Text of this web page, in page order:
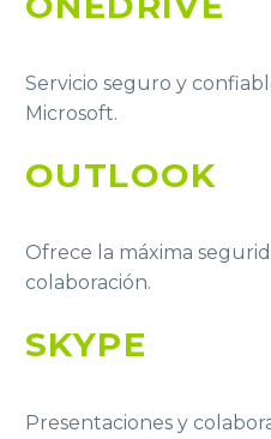
Servicio seguro y
Microsoft.
OUTLOOK
Ofrece la máxima
colaboración.
SKYPE
Presentaciones y